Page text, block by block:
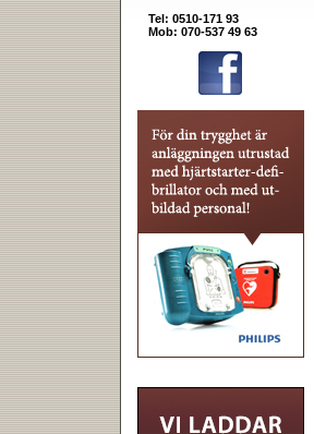
Tel: 0510-171 93
Mob: 070-537 49 63